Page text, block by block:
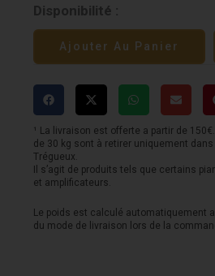
Disponibilité :
quantité
de
Baguettes
Vic
Firth
SD11
Ajouter Au Panier
¹ La livraison est offerte a partir de
de 30 kg sont à retirer uniquement
Trégueux.
Il s’agit de produits tels que certains
et amplificateurs.
Le poids est calculé automatiquement
du mode de livraison lors de la